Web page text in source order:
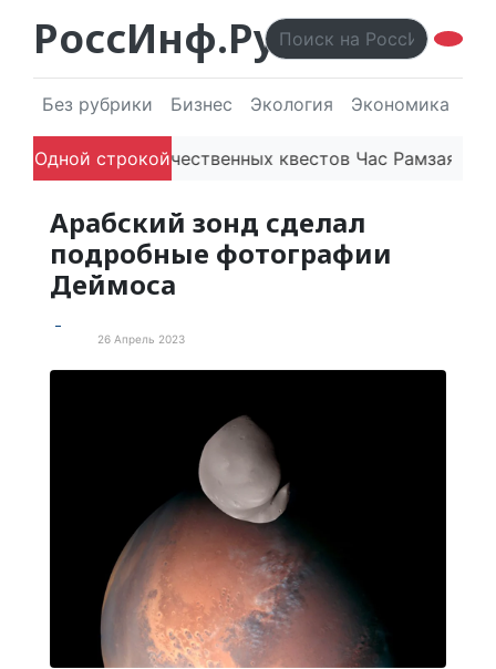
РоссИнф.Ру
Без рубрики Бизнес Экология Экономика
Одной строкой
отечественных квестов Час Рамзая готовит
Арабский зонд сделал
подробные фотографии
Деймоса
26 Апрель 2023